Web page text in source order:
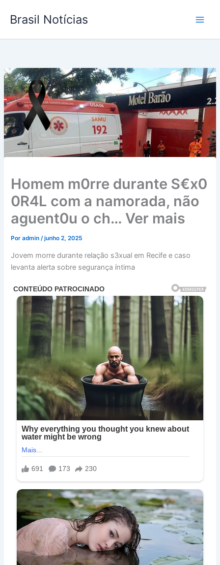
para
conteúdo
Brasil Notícias
Homem m0rre durante S€x0
0R4L com a namorada, não
aguent0u o ch… Ver mais
Poradmin /junho 2, 2025
Jovem morre durante relação s3xual em Recife e caso
levanta alerta sobre segurança íntima